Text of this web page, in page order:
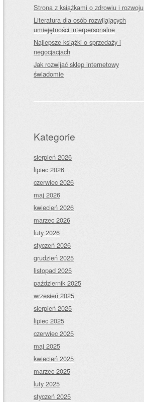
Strona z książkami o zdrowiu i rozwoju
Literatura dla osób rozwijających
umiejętności interpersonalne
Najlepsze książki o sprzedaży i
negocjacjach
Jak rozwijać sklep internetowy
świadomie
Kategorie
sierpień 2026
lipiec 2026
czerwiec 2026
maj 2026
kwiecień 2026
marzec 2026
luty 2026
styczeń 2026
grudzień 2025
listopad 2025
październik 2025
wrzesień 2025
sierpień 2025
lipiec 2025
czerwiec 2025
maj 2025
kwiecień 2025
marzec 2025
luty 2025
styczeń 2025